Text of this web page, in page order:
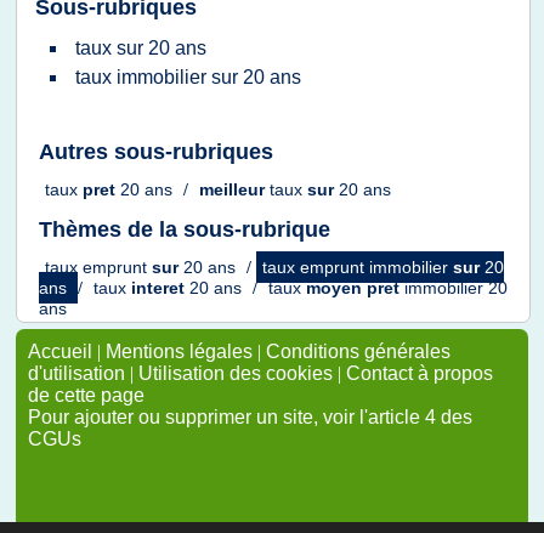
Sous-rubriques
taux sur 20 ans
taux immobilier sur 20 ans
Autres sous-rubriques
taux pret 20 ans / meilleurtaux sur20 ans
Thèmes de la sous-rubrique
taux emprunt sur 20 ans / taux emprunt immobilier sur 20
ans / taux interet 20 ans / tauxmoyen pretimmobilier 20
ans
Accueil | Mentions légales | Conditions générales
d'utilisation | Utilisation des cookies | Contact à propos
de cette page
Pour ajouter ou supprimer un site, voir l'article 4 des
CGUs